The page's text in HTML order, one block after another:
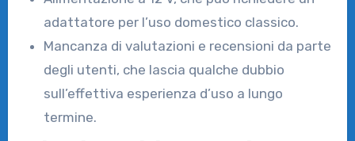
adattatore per l’uso domestico classico.
Mancanza di valutazioni e recensioni da parte
degli utenti, che lascia qualche dubbio
sull’effettiva esperienza d’uso a lungo
termine.